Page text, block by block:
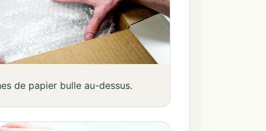
de papier bulle au-dessus.